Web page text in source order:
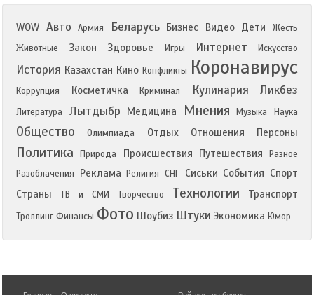
WOW Авто Армия Беларусь Бизнес Видео Дети
Жесть
Животные
Закон Здоровье Игры Интернет Искусство
История Казахстан Кино Конфликты Коронавирус
Коррупция Косметичка Криминал Кулинария Ликбез
Литература Лытдыбр Медицина Мнения Музыка Наука
Общество Олимпиада Отдых Отношения Персоны
Политика Природа Происшествия Путешествия
Разное
Разоблачения
Реклама Религия СНГ Сиськи События Спорт
Страны
ТВ и СМИ Творчество Технологии Транспорт
Троллинг Финансы Фото Шоубиз Штуки Экономика Юмор